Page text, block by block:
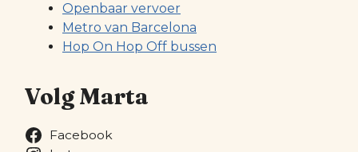
Openbaar vervoer
Metro van Barcelona
Hop On Hop Off bussen
Volg Marta
Facebook